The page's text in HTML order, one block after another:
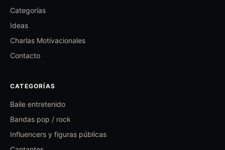
Categorías
Ideas
Charlas Motivacionales
Contacto
CATEGORÍAS
Baile entretenido
Bandas pop / rock
Influencers y figuras públicas